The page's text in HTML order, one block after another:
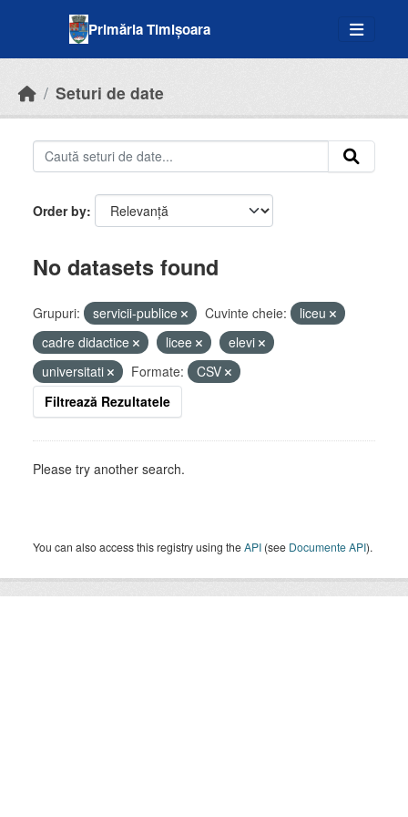
Primăria Timișoara
Seturi de date
Order by
No datasets found
Grupuri: servicii-publice Cuvinte cheie:
liceu
cadre didactice
licee
elevi
universitati
Formate:
CSV
Filtrează Rezultatele
Please try another search.
You can also access this registry using theAPI (see Documente API).